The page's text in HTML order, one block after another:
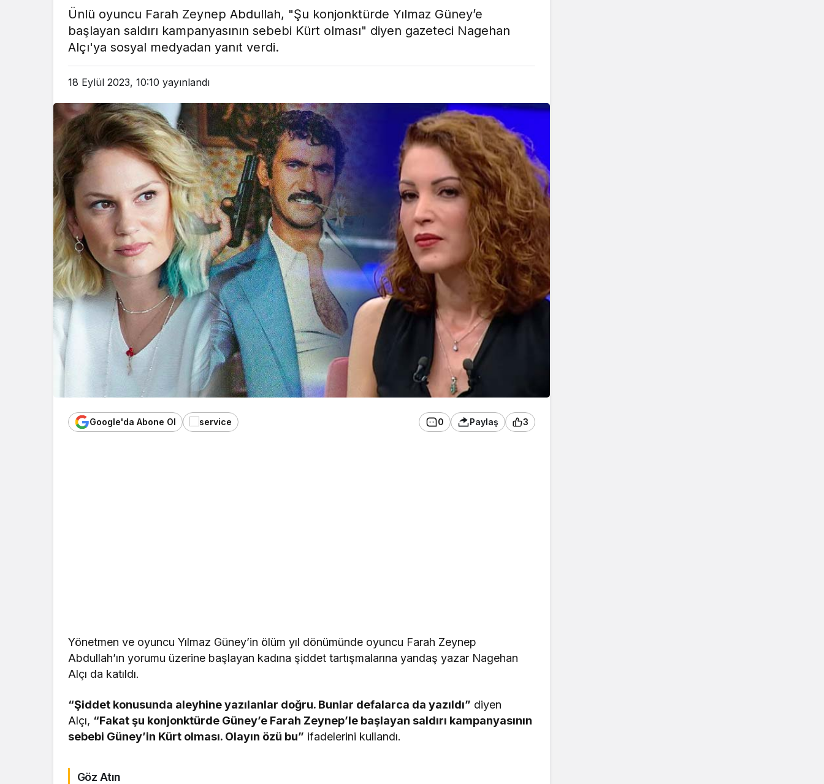
Ünlü oyuncu Farah Zeynep Abdullah, "Şu konjonktürde Yılmaz Güney’e
başlayan saldırı kampanyasının sebebi Kürt olması" diyen gazeteci Nagehan
Alçı'ya sosyal medyadan yanıt verdi.
18 Eylül 2023, 10:10 yayınlandı
Google'da Abone Ol 0 Paylaş 3
Yönetmen ve oyuncu Yılmaz Güney’in ölüm yıl dönümünde oyuncu Farah Zeynep
Abdullah’ın yorumu üzerine başlayan kadına şiddet tartışmalarına yandaş yazar Nagehan
Alçı da katıldı.
“Şiddet konusunda aleyhine yazılanlar doğru. Bunlar defalarca da yazıldı” diyen
Alçı, “Fakat şu konjonktürde Güney’e Farah Zeynep’le başlayan saldırı kampanyasının
sebebi Güney’in Kürt olması. Olayın özü bu” ifadelerini kullandı.
Göz Atın